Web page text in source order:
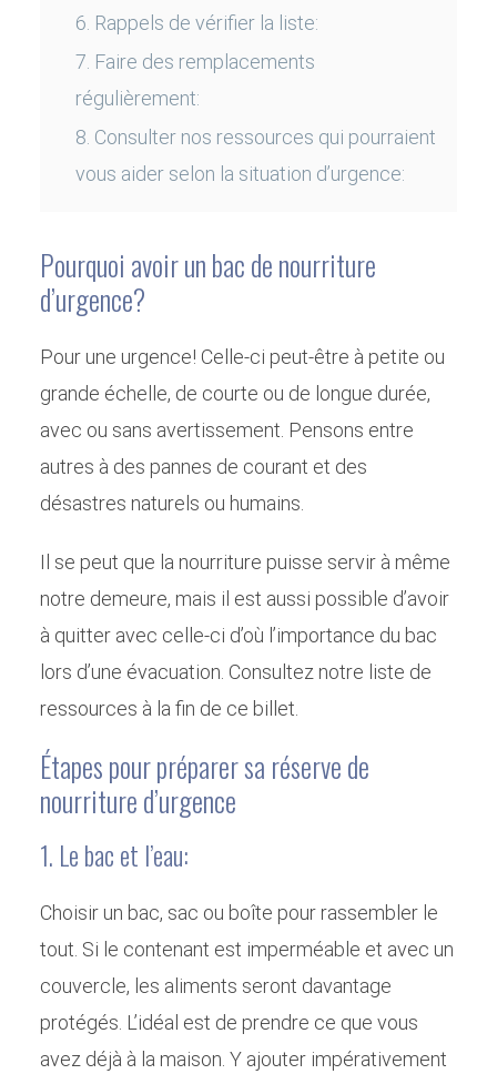
6. Rappels de vérifier la liste:
7. Faire des remplacements
régulièrement:
8. Consulter nos ressources qui pourraient
vous aider selon la situation d’urgence:
Pourquoi avoir un bac de nourriture
d’urgence?
Pour une urgence! Celle-ci peut-être à petite ou
grande échelle, de courte ou de longue durée,
avec ou sans avertissement. Pensons entre
autres à des pannes de courant et des
désastres naturels ou humains.
Il se peut que la nourriture puisse servir à même
notre demeure, mais il est aussi possible d’avoir
à quitter avec celle-ci d’où l’importance du bac
lors d’une évacuation. Consultez notre liste de
ressources à la fin de ce billet.
Étapes pour préparer sa réserve de
nourriture d’urgence
1. Le bac et l’eau:
Choisir un bac, sac ou boîte pour rassembler le
tout. Si le contenant est imperméable et avec un
couvercle, les aliments seront davantage
protégés. L’idéal est de prendre ce que vous
avez déjà à la maison. Y ajouter impérativement